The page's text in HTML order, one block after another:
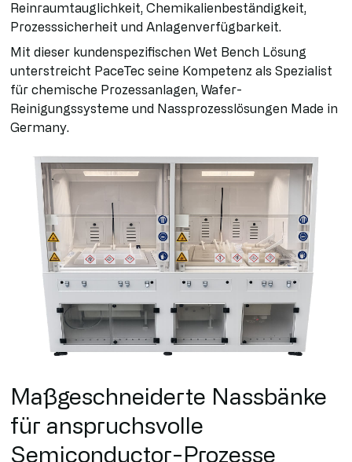
Reinraumtauglichkeit, Chemikalienbeständigkeit,
Prozesssicherheit und Anlagenverfügbarkeit.
Mit dieser kundenspezifischen Wet Bench Lösung
unterstreicht PaceTec seine Kompetenz als Spezialist
für chemische Prozessanlagen, Wafer-
Reinigungssysteme und Nassprozesslösungen Made in
Germany.
Maßgeschneiderte Nassbänke
für anspruchsvolle
Semiconductor-Prozesse